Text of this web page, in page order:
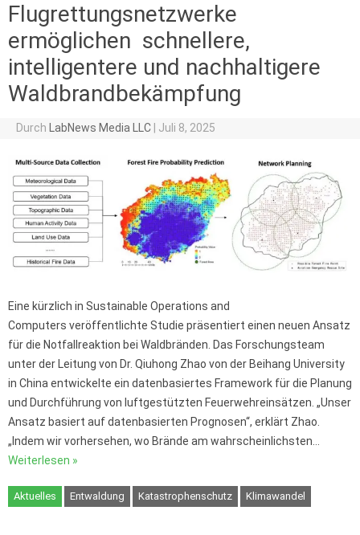
Flugrettungsnetzwerke
ermöglichen schnellere,
intelligentere und nachhaltigere
Waldbrandbekämpfung
Durch LabNews Media LLC Juli 8, 2025
Eine kürzlich in Sustainable Operations and
Computers veröffentlichte Studie präsentiert einen neuen Ansatz
für die Notfallreaktion bei Waldbränden. Das Forschungsteam
unter der Leitung von Dr. Qiuhong Zhao von der Beihang University
in China entwickelte ein datenbasiertes Framework für die Planung
und Durchführung von luftgestützten Feuerwehreinsätzen. „Unser
Ansatz basiert auf datenbasierten Prognosen“, erklärt Zhao.
„Indem wir vorhersehen, wo Brände am wahrscheinlichsten…
Weiterlesen »
Aktuelles Entwaldung Katastrophenschutz Klimawandel